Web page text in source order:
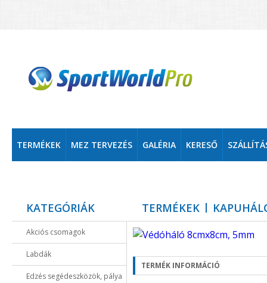
TERMÉKEK MEZ TERVEZÉS GALÉRIA KERESŐ
KATEGÓRIÁK TERMÉKEK
Akciós csomagok
Labdák
Edzés segédeszközök, pálya
TERMÉK INFORMÁCIÓ